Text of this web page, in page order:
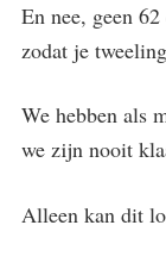
En nee, geen
zodat je
We hebben als
we zijn nooit
Alleen kan dit